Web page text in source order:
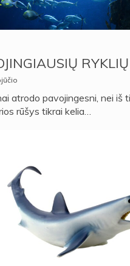
RYKLIŲ
atrodo pavojingesni, nei iš
rūšys tikrai kelia…